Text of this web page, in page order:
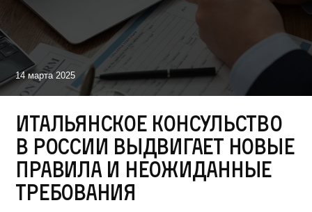
14 марта 2025
Итальянское консульство
в России выдвигает новые
правила и неожиданные
требования